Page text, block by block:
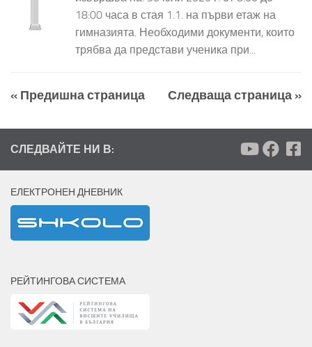
18:00 часа в стая 1.1. на първи етаж на
гимназията. Необходими документи, които
трябва да представи ученика при...
« Предишна страница Следваща страница »
СЛЕДВАЙТЕ НИ В:
ЕЛЕКТРОНЕН ДНЕВНИК
РЕЙТИНГОВА СИСТЕМА